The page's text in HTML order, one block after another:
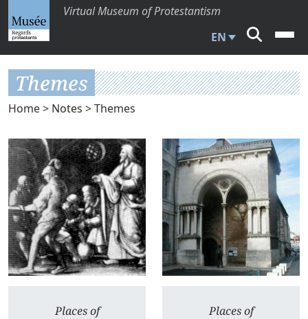
Virtual Museum of Protestantism
EN
Themes
Home> Notes > Themes
Places of
Places of